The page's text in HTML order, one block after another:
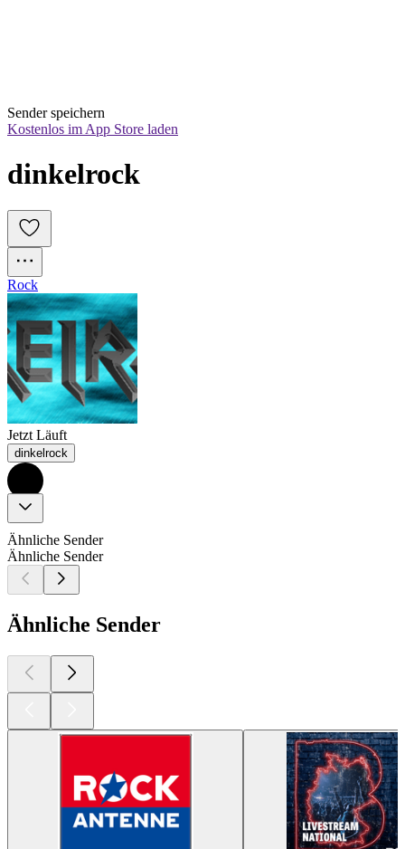
Sender speichern
Kostenlos im App Store laden
dinkelrock
Rock
Jetzt Läuft
dinkelrock
Ähnliche Sender
Ähnliche Sender
Ähnliche Sender